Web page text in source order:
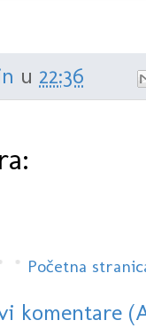
u 22:36
Početna
komentare